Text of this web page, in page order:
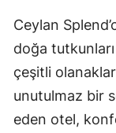
Ceylan
doğa
çeşitli
unutulmaz bir
eden otel,